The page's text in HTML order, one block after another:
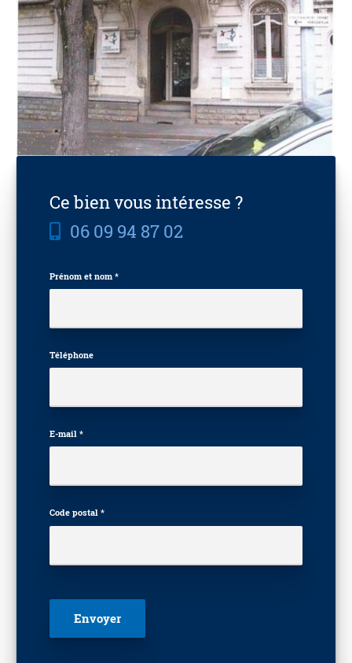
Ce bien vous intéresse ?
06 09 94 87 02
Prénom et nom *
Téléphone
E-mail *
Code postal *